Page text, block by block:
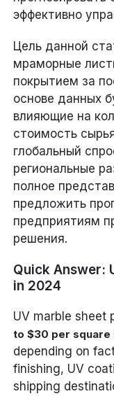
эффективно
Цель данной
мраморные
покрытием за
основе данных
влияющие на
стоимость
глобальный
региональные
полное
предложить
предприятиям
решения.
Quick Answer:
in 2024
UV marble sheet
to $30 per square
depending on
finishing, UV
shipping